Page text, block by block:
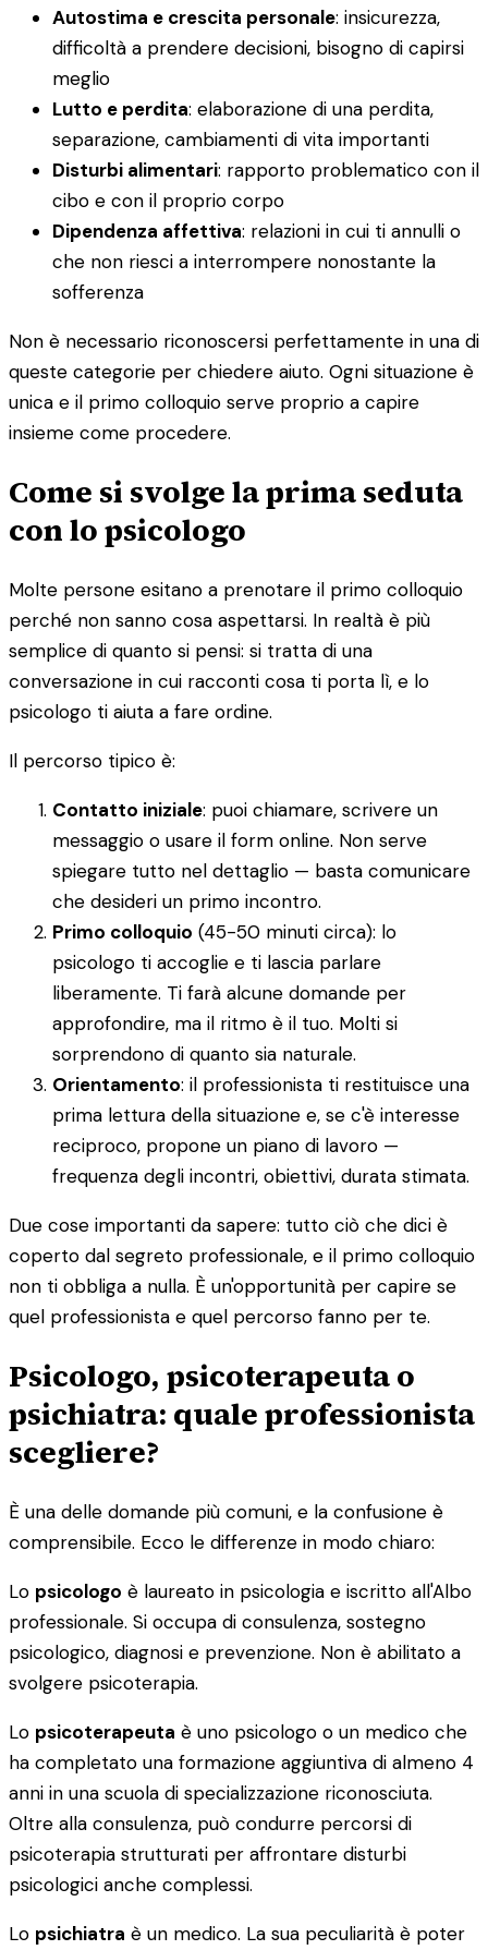
Autostima e crescita personale: insicurezza,
difficoltà a prendere decisioni, bisogno di capirsi
meglio
Lutto e perdita: elaborazione di una perdita,
separazione, cambiamenti di vita importanti
Disturbi alimentari: rapporto problematico con il
cibo e con il proprio corpo
Dipendenza affettiva: relazioni in cui ti annulli o
che non riesci a interrompere nonostante la
sofferenza
Non è necessario riconoscersi perfettamente in una di
queste categorie per chiedere aiuto. Ogni situazione è
unica e il primo colloquio serve proprio a capire
insieme come procedere.
Come si svolge la prima seduta
con lo psicologo
Molte persone esitano a prenotare il primo colloquio
perché non sanno cosa aspettarsi. In realtà è più
semplice di quanto si pensi: si tratta di una
conversazione in cui racconti cosa ti porta lì, e lo
psicologo ti aiuta a fare ordine.
Il percorso tipico è:
Contatto iniziale: puoi chiamare, scrivere un
messaggio o usare il form online. Non serve
spiegare tutto nel dettaglio — basta comunicare
che desideri un primo incontro.
Primo colloquio (45-50 minuti circa): lo
psicologo ti accoglie e ti lascia parlare
liberamente. Ti farà alcune domande per
approfondire, ma il ritmo è il tuo. Molti si
sorprendono di quanto sia naturale.
Orientamento: il professionista ti restituisce una
prima lettura della situazione e, se c'è interesse
reciproco, propone un piano di lavoro —
frequenza degli incontri, obiettivi, durata stimata.
Due cose importanti da sapere: tutto ciò che dici è
coperto dal segreto professionale, e il primo colloquio
non ti obbliga a nulla. È un'opportunità per capire se
quel professionista e quel percorso fanno per te.
Psicologo, psicoterapeuta o
psichiatra: quale professionista
scegliere?
È una delle domande più comuni, e la confusione è
comprensibile. Ecco le differenze in modo chiaro:
Lo psicologo è laureato in psicologia e iscritto all'Albo
professionale. Si occupa di consulenza, sostegno
psicologico, diagnosi e prevenzione. Non è abilitato a
svolgere psicoterapia.
Lo psicoterapeuta è uno psicologo o un medico che
ha completato una formazione aggiuntiva di almeno 4
anni in una scuola di specializzazione riconosciuta.
Oltre alla consulenza, può condurre percorsi di
psicoterapia strutturati per affrontare disturbi
psicologici anche complessi.
Lo psichiatra è un medico. La sua peculiarità è poter